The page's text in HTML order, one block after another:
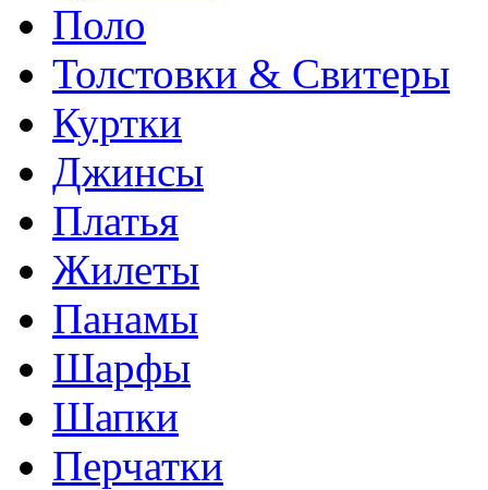
Поло
Толстовки & Свитеры
Куртки
Джинсы
Платья
Жилеты
Панамы
Шарфы
Шапки
Перчатки